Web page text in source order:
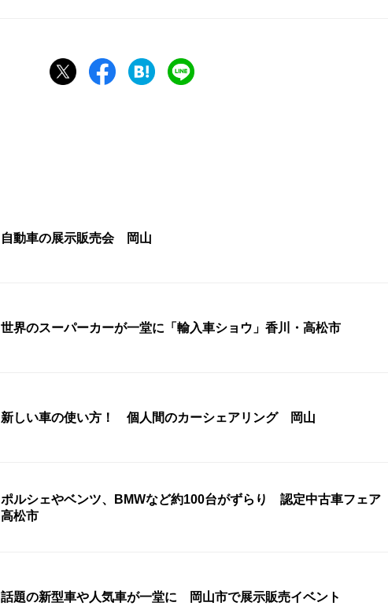
自動車の展示販売会 岡山
世界のスーパーカーが一堂に「輸入車ショウ」香川・高松市
新しい車の使い方！ 個人間のカーシェアリング 岡山
ポルシェやベンツ、BMWなど約100台がずらり 認定中古車フェア
高松市
話題の新型車や人気車が一堂に 岡山市で展示販売イベント